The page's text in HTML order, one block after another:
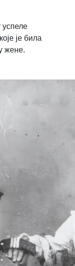
успеле
је била
жене.